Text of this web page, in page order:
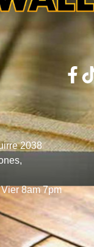
2038
8am 7pm